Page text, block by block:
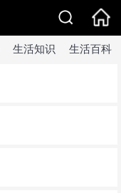
生活知识 生活百科